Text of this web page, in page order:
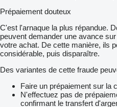
Prépaiement douteux
C'est l'arnaque la plus répandue.
peuvent demander une avance
votre achat. De cette manière, ils
considérable, puis disparaître.
Des variantes de cette fraude
Faire un prépaiement sur la
N'effectuez pas de
confirmant le transfert